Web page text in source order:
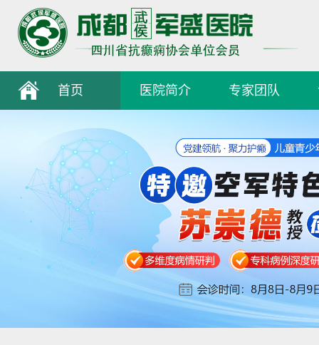
首页 医院简介 专家团队